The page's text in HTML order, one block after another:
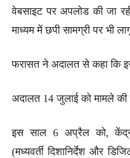
वेबसाइट पर अपलोड की जा
माध्यम में छपी सामग्री पर भी
फरासत ने अदालत से कहा कि इस
अदालत 14 जुलाई को मामले की
इस साल 6 अप्रैल को, केंद्र
(मध्यवर्ती दिशानिर्देश और